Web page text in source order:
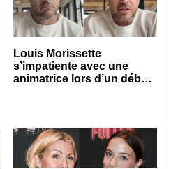
Louis Morissette
s’impatiente avec une
animatrice lors d’un débat